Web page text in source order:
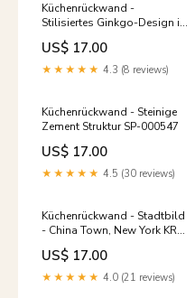
Küchenrückwand -
Stilisiertes Ginkgo-Design in
Gold und Schwarz Kreatives
Wandmuster
US$ 17.00
★★★★★ 4.3 (8 reviews)
Küchenrückwand - Steinige
Zement Struktur SP-000547
US$ 17.00
★★★★★ 4.5 (30 reviews)
Küchenrückwand - Stadtbild
- China Town, New York KR-
002244
US$ 17.00
★★★★★ 4.0 (21 reviews)